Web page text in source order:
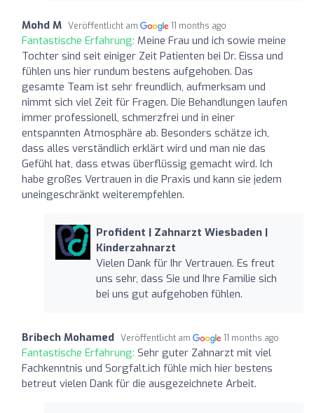
Mohd M Veröffentlicht am 11 months ago
Fantastische Erfahrung: Meine Frau und ich sowie meine
Tochter sind seit einiger Zeit Patienten bei Dr. Eissa und
fühlen uns hier rundum bestens aufgehoben. Das
gesamte Team ist sehr freundlich, aufmerksam und
nimmt sich viel Zeit für Fragen. Die Behandlungen laufen
immer professionell, schmerzfrei und in einer
entspannten Atmosphäre ab. Besonders schätze ich,
dass alles verständlich erklärt wird und man nie das
Gefühl hat, dass etwas überflüssig gemacht wird. Ich
habe großes Vertrauen in die Praxis und kann sie jedem
uneingeschränkt weiterempfehlen.
Profident | Zahnarzt Wiesbaden |
Kinderzahnarzt
Vielen Dank für Ihr Vertrauen. Es freut
uns sehr, dass Sie und Ihre Familie sich
bei uns gut aufgehoben fühlen.
Bribech Mohamed Veröffentlicht am 11 months ago
Fantastische Erfahrung: Sehr guter Zahnarzt mit viel
Fachkenntnis und Sorgfalt.ich fühle mich hier bestens
betreut vielen Dank für die ausgezeichnete Arbeit.